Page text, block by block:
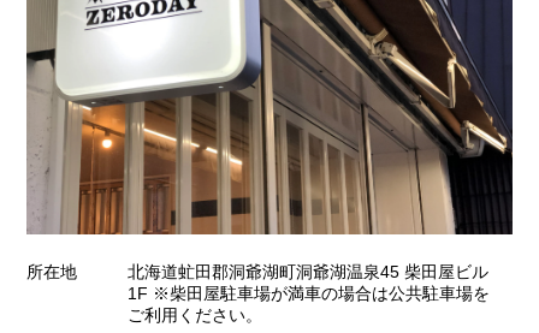
所在地
北海道虻田郡洞爺湖町洞爺湖温泉45 柴田屋ビル
1F ※柴田屋駐車場が満車の場合は公共駐車場を
ご利用ください。